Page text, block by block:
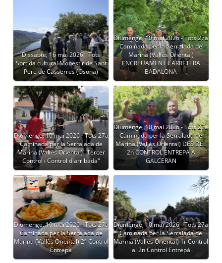
Dissabte, 16 mai 2026 - Tots
Sortida cultural Monestir de Sant
Pere de Casserres (Osona)
Diumenge, 10 mai 2026 - Tots 27a
Caminada per la Serralada de
Marina (Vallès Oriental)
ENCREUAMENT CARRETERA
BADALONA
Diumenge, 10 mai 2026 - Tots 27a
Caminada per la Serralada de
Marina (Vallès Oriental) "Tercer
Control i Control d'arribada"
Diumenge, 10 mai 2026 - Tots 27a
Caminada per la Serralada de
Marina (Vallès Oriental) DES DEL
2n CONTROL ENTREPA A
GALCERAN
Diumenge, 10 mai 2026 - Tots 27a
Caminada per la Serralada de
Marina (Vallès Oriental) 2º Control
Entrepà
Diumenge, 10 mai 2026 - Tots 27a
Caminada per la Serralada de
Marina (Vallès Oriental) 1r Control
al 2n Control Entrepà